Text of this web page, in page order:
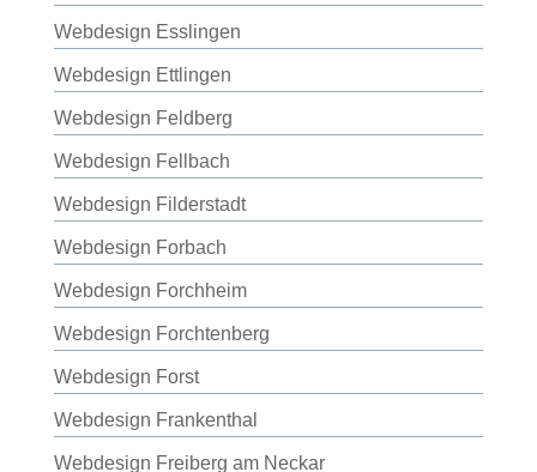
Webdesign Esslingen
Webdesign Ettlingen
Webdesign Feldberg
Webdesign Fellbach
Webdesign Filderstadt
Webdesign Forbach
Webdesign Forchheim
Webdesign Forchtenberg
Webdesign Forst
Webdesign Frankenthal
Webdesign Freiberg am Neckar